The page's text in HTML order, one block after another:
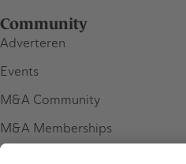
Community
Adverteren
Events
M&A Community
M&A Memberships